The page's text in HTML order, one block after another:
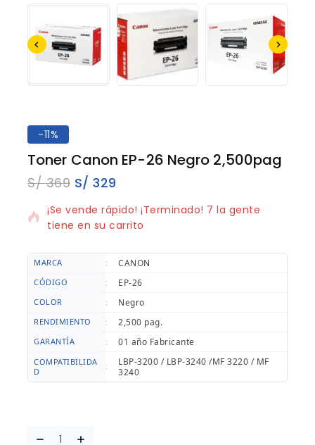
-11%
Toner Canon EP-26 Negro 2,500pag
S/369 S/ 329
11 productos vendidos en los últimos 16 horas
¡Se vende rápido! ¡Terminado! 7 la gente
tiene en su carrito
MARCA : CANON
CÓDIGO : EP-26
COLOR : Negro
RENDIMIENTO : 2,500 pag.
GARANTÍA : 01 año Fabricante
COMPATIBILIDA
D
:
LBP-3200 / LBP-3240 /MF 3220 / MF
3240